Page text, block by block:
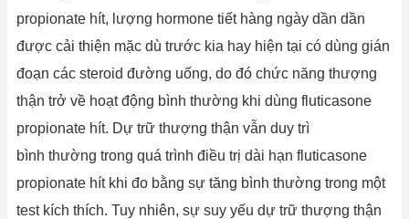
propionate hít, lượng hormone tiết hàng ngày dần dần
được cải thiện mặc dù trước kia hay hiện tại có dùng gián
đoạn các steroid đường uống, do đó chức năng thượng
thận trở về hoạt động bình thường khi dùng fluticasone
propionate hít. Dự trữ thượng thận vẫn duy trì
bình thường trong quá trình điều trị dài hạn fluticasone
propionate hít khi đo bằng sự tăng bình thường trong một
test kích thích. Tuy nhiên, sự suy yếu dự trữ thượng thận